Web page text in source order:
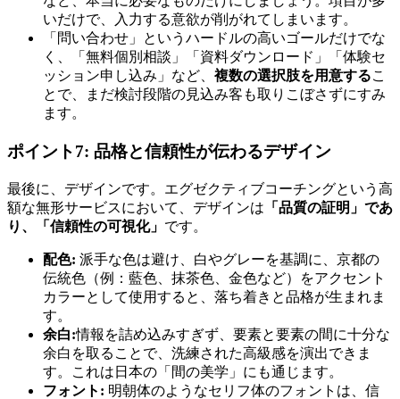
いだけで、入力する意欲が削がれてしまいます。
「問い合わせ」というハードルの高いゴールだけでな
く、「無料個別相談」「資料ダウンロード」「体験セ
ッション申し込み」など、 複数の選択肢を用意するこ
とで、まだ検討段階の見込み客も取りこぼさずにすみ
ます。
ポイント7: 品格と信頼性が伝わるデザイン
最後に、デザインです。エグゼクティブコーチングという高
額な無形サービスにおいて、デザインは 「品質の証明」であ
り、「信頼性の可視化」 です。
配色: 派手な色は避け、白やグレーを基調に、京都の
伝統色（例：藍色、抹茶色、金色など）をアクセント
カラーとして使用すると、落ち着きと品格が生まれま
す。
余白:情報を詰め込みすぎず、要素と要素の間に十分な
余白を取ることで、洗練された高級感を演出できま
す。これは日本の「間の美学」にも通じます。
フォント: 明朝体のようなセリフ体のフォントは、信